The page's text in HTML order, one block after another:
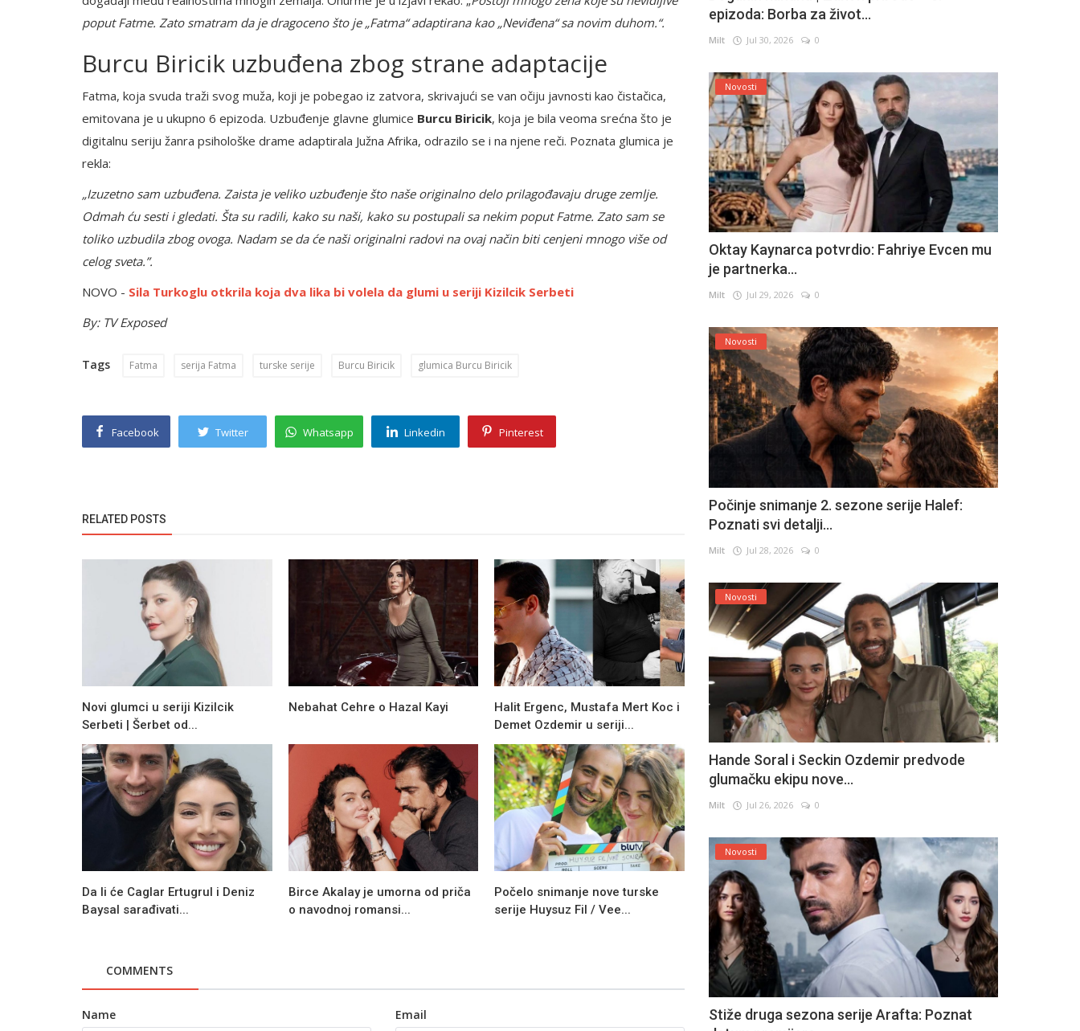
poput Fatme. Zato smatram da je dragoceno što je „Fatma“ adaptirana kao „Neviđena“ sa novim duhom.“.
Burcu Biricik uzbuđena zbog strane adaptacije
Fatma, koja svuda traži svog muža, koji je pobegao iz zatvora, skrivajući se van očiju javnosti kao čistačica,
emitovana je u ukupno 6 epizoda. Uzbuđenje glavne glumice Burcu Biricik, koja je bila veoma srećna što je
digitalnu seriju žanra psihološke drame adaptirala Južna Afrika, odrazilo se i na njene reči. Poznata glumica je
rekla:
„Izuzetno sam uzbuđena. Zaista je veliko uzbuđenje što naše originalno delo prilagođavaju druge zemlje.
Odmah ću sesti i gledati. Šta su radili, kako su naši, kako su postupali sa nekim poput Fatme. Zato sam se
toliko uzbudila zbog ovoga. Nadam se da će naši originalni radovi na ovaj način biti cenjeni mnogo više od
celog sveta.”.
NOVO - Sila Turkoglu otkrila koja dva lika bi volela da glumi u seriji Kizilcik Serbeti
By: TV Exposed
Tags Fatma serija Fatma turske serije Burcu Biricik glumica Burcu Biricik
Facebook Twitter Whatsapp Linkedin Pinterest
RELATED POSTS
Novi glumci u seriji Kizilcik
Serbeti | Šerbet od...
Nebahat Cehre o Hazal Kayi
Halit Ergenc, Mustafa Mert Koc i
Demet Ozdemir u seriji...
Da li će Caglar Ertugrul i Deniz
Baysal sarađivati...
Birce Akalay je umorna od priča
o navodnoj romansi...
Počelo snimanje nove turske
serije Huysuz Fil / Vee...
COMMENTS
Name Email
epizoda: Borba za život...
Milt Jul 30, 2026 0
Novosti
Oktay Kaynarca potvrdio: Fahriye Evcen mu
je partnerka...
Milt Jul 29, 2026 0
Novosti
Počinje snimanje 2. sezone serije Halef:
Poznati svi detalji...
Milt Jul 28, 2026 0
Novosti
Hande Soral i Seckin Ozdemir predvode
glumačku ekipu nove...
Milt Jul 26, 2026 0
Novosti
Stiže druga sezona serije Arafta: Poznat